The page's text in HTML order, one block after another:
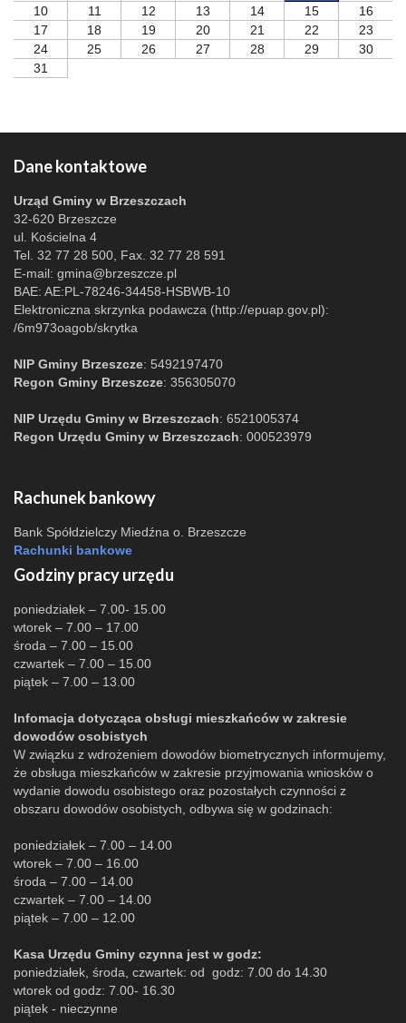
10
11 12 13 14 15
16
17
18 19 20 21 22
23
24
25 26 27 28 29
30
31
Dane kontaktowe
Urząd Gminy w Brzeszczach
32-620 Brzeszcze
ul. Kościelna 4
Tel. 32 77 28 500, Fax. 32 77 28 591
E-mail: gmina@brzeszcze.pl
BAE: AE:PL-78246-34458-HSBWB-10
Elektroniczna skrzynka podawcza (http://epuap.gov.pl):
/6m973oagob/skrytka
NIP Gminy Brzeszcze: 5492197470
Regon Gminy Brzeszcze: 356305070
NIP Urzędu Gminy w Brzeszczach: 6521005374
Regon Urzędu Gminy w Brzeszczach: 000523979
Rachunek bankowy
Bank Spółdzielczy Miedźna o. Brzeszcze
Rachunki bankowe
Godziny pracy urzędu
poniedziałek – 7.00- 15.00
wtorek – 7.00 – 17.00
środa – 7.00 – 15.00
czwartek – 7.00 – 15.00
piątek – 7.00 – 13.00
Infomacja dotycząca obsługi mieszkańców w zakresie
dowodów osobistych
W związku z wdrożeniem dowodów biometrycznych informujemy,
że obsługa mieszkańców w zakresie przyjmowania wniosków o
wydanie dowodu osobistego oraz pozostałych czynności z
obszaru dowodów osobistych, odbywa się w godzinach:
poniedziałek – 7.00 – 14.00
wtorek – 7.00 – 16.00
środa – 7.00 – 14.00
czwartek – 7.00 – 14.00
piątek – 7.00 – 12.00
Kasa Urzędu Gminy czynna jest w godz:
poniedziałek, środa, czwartek: od godz: 7.00 do 14.30
wtorek od godz: 7.00- 16.30
piątek - nieczynne